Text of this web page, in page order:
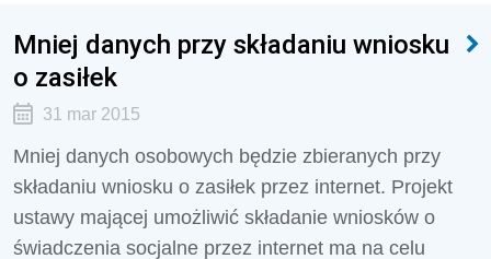
Mniej danych przy składaniu wniosku
o zasiłek
31 mar 2015
Mniej danych osobowych będzie zbieranych przy
składaniu wniosku o zasiłek przez internet. Projekt
ustawy mającej umożliwić składanie wniosków o
świadczenia socjalne przez internet ma na celu